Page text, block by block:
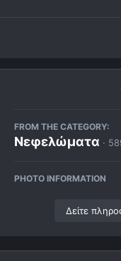
FROM THE CATEGORY:
Νεφελώματα ·
PHOTO INFORMATION
Δείτε